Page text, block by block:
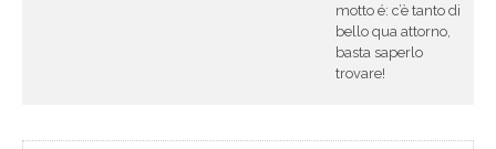
motto é: c’è tanto di
bello qua attorno,
basta saperlo
trovare!